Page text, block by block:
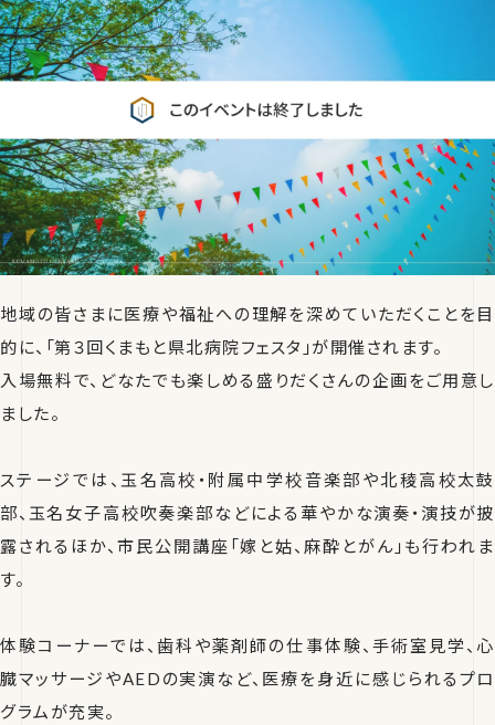
地域の皆さまに医療や福祉への理解を深めていただくことを目
的に、「第３回くまもと県北病院フェスタ」が開催されます。
入場無料で、どなたでも楽しめる盛りだくさんの企画をご用意し
ました。
ステージでは、玉名高校・附属中学校音楽部や北稜高校太鼓
部、玉名女子高校吹奏楽部などによる華やかな演奏・演技が披
露されるほか、市民公開講座「嫁と姑、麻酔とがん」も行われま
す。
体験コーナーでは、歯科や薬剤師の仕事体験、手術室見学、心
臓マッサージやAEDの実演など、医療を身近に感じられるプロ
グラムが充実。